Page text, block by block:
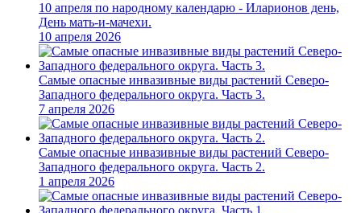
10 апреля по народному календарю - Иларионов день,
День мать-и-мачехи.
10 апреля 2026
Самые опасные инвазивные виды растений Северо-
Западного федерального округа. Часть 3.
7 апреля 2026
Самые опасные инвазивные виды растений Северо-
Западного федерального округа. Часть 2.
1 апреля 2026